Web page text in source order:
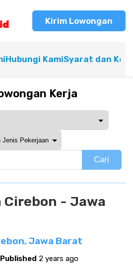
Kirim Lowongan
Hubungi KamiSyarat dan
Kerja
Cari
Cirebon - Jawa
Jawa Barat
Published 2 years ago